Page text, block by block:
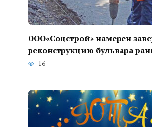
ООО«Соцстрой» намерен
реконструкцию бульвара
16